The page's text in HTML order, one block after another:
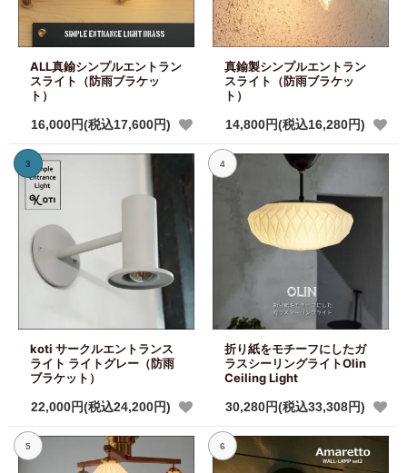
ALL真鍮シンプルエントラン
スライト（防雨ブラケッ
ト）
16,000円(税込17,600円)
真鍮製シンプルエントラン
スライト（防雨ブラケッ
ト）
14,800円(税込16,280円)
3
koti サークルエントランス
ライト ライトグレー（防雨
ブラケット）
22,000円(税込24,200円)
4
折り紙をモチーフにしたガ
ラスシーリングライトOlin
Ceiling Light
30,280円(税込33,308円)
5 6